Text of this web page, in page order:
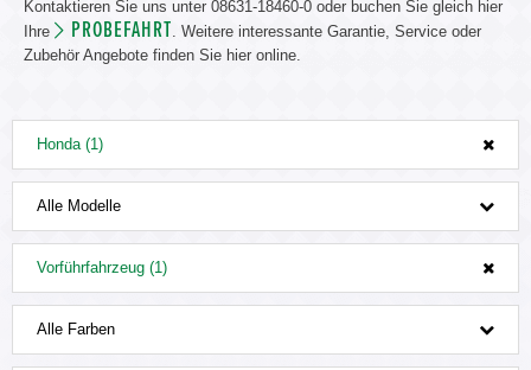
Unser Autohaus
Kontaktieren Sie uns unter 08631-18460-0 oder buchen Sie gleich hier
Ihre
PROBEFAHRT . Weitere interessante Garantie, Service oder
Zubehör Angebote finden Sie hier online.
Honda (1)
Alle Modelle
Vorführfahrzeug (1)
Alle Farben